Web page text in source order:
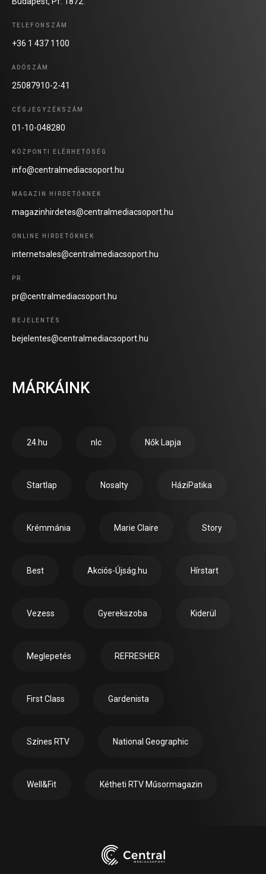
TELEFONSZÁM
+36 1 437 1100
ADÓSZÁM
25087910-2-41
CÉGJEGYZÉKSZÁM
01-10-048280
KÖZPONTI ELÉRHETŐSÉG
info@centralmediacsoport.hu
MAGAZIN HIRDETŐKNEK
magazinhirdetes@centralmediacsoport.hu
ONLINE HIRDETŐKNEK
internetsales@centralmediacsoport.hu
PR
pr@centralmediacsoport.hu
BEJELENTÉS
bejelentes@centralmediacsoport.hu
MÁRKÁINK
24.hu nlc Nők Lapja
Startlap Nosalty HáziPatika
Krémmánia Marie Claire Story
Best Akciós-Újság.hu Hírstart
Vezess Gyerekszoba Kiderül
Meglepetés REFRESHER
First Class Gardenista
Színes RTV National Geographic
Well&Fit Kétheti RTV Műsormagazin